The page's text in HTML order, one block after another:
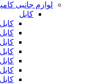
لوازم جانبی
کابل
کابل HDMI
کابل VGA
کابل DISPLAY PORT
کابل DVI
کابل RCA-AV